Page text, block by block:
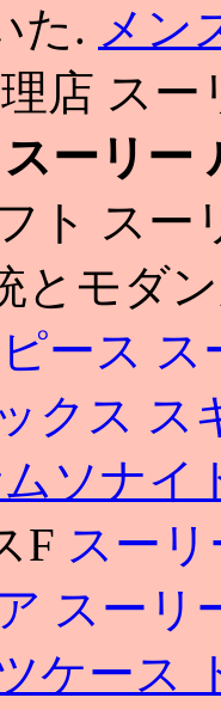
た. メン
店 ス
スーリー
ト スー
とモダ
ース ス
クス ス
ソナイ
F スー
スーリ
ケース